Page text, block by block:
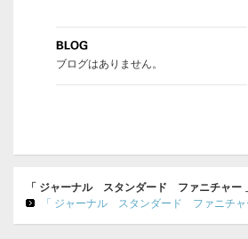
ブログはありません。
「 ジャーナル スタンダード ファニチャー
「 ジャーナル スタンダード ファニチャ